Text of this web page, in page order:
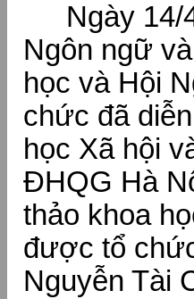
Ngày 14/
Ngôn ngữ
học và Hội
chức đã
học Xã hội
ĐHQG Hà
thảo khoa
được tổ
Nguyễn Tài